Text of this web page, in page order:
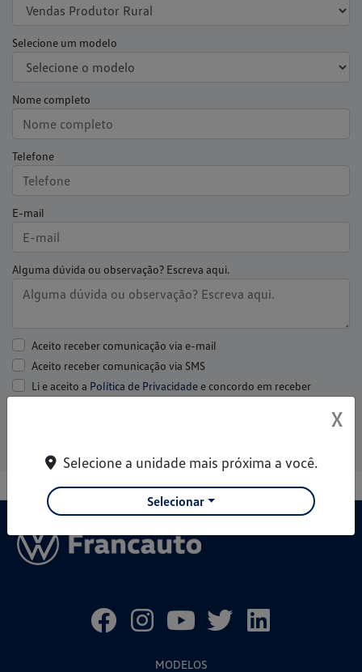
Selecione um modelo
Nome completo
Telefone
E-mail
Alguma dúvida ou observação? Escreva aqui.
Aceito receber comunicação via e-mail
Aceito receber comunicação via SMS
Li e aceito a Política de Privacidadee concordo em receber
MODELOS
X
Selecione a unidade mais próxima a você.
Selecionar